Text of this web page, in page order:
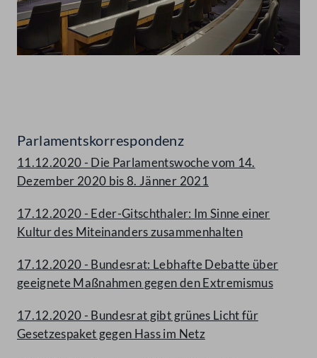
Parlamentskorrespondenz
11.12.2020 - Die Parlamentswoche vom 14.
Dezember 2020 bis 8. Jänner 2021
17.12.2020 - Eder-Gitschthaler: Im Sinne einer
Kultur des Miteinanders zusammenhalten
17.12.2020 - Bundesrat: Lebhafte Debatte über
geeignete Maßnahmen gegen den Extremismus
17.12.2020 - Bundesrat gibt grünes Licht für
Gesetzespaket gegen Hass im Netz